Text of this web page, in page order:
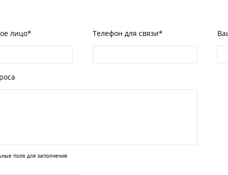
лицо* Телефон для связи*
поля для заполнения